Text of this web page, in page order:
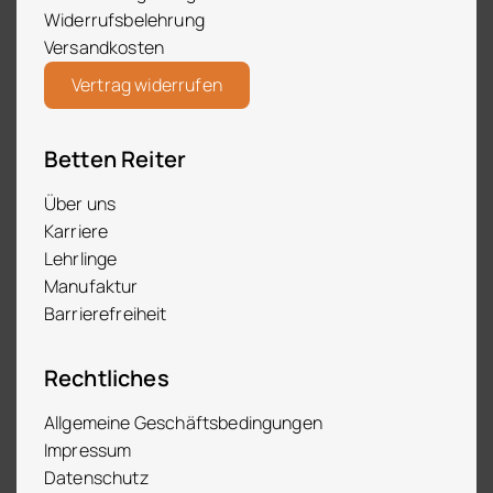
Widerrufsbelehrung
Versandkosten
Vertrag widerrufen
Betten Reiter
Über uns
Karriere
Lehrlinge
Manufaktur
Barrierefreiheit
Rechtliches
Allgemeine Geschäftsbedingungen
Impressum
Datenschutz